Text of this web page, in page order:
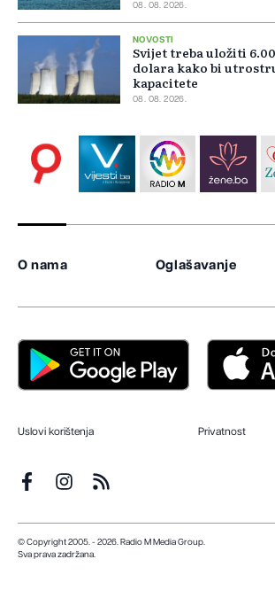
08. 08. 2026.
NOVOSTI
Svijet treba uložiti
dolara kako bi
kapacitete
08. 08. 2026.
O nama Oglašavanje
Uslovi korištenja Privatnost
© Copyright 2005. - 2026. Radio M Media Group.
Sva prava zadržana.